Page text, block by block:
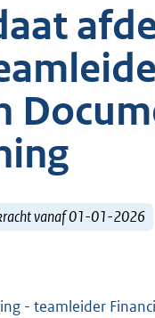
vanaf 01-01-2026
- teamleider